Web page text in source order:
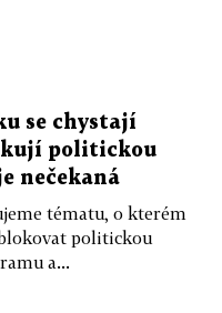
se chystají
politickou
nečekaná
tématu, o kterém
politickou
a...